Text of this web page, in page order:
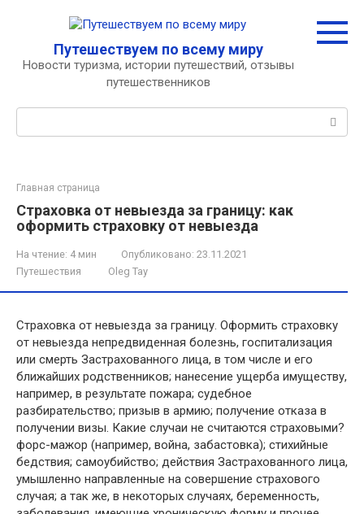
Путешествуем по всему миру
Новости туризма, истории путешествий, отзывы
путешественников
Главная страница
Страховка от невыезда за границу: как
оформить страховку от невыезда
На чтение: 4 мин Опубликовано: 23.11.2021
Путешествия
Oleg Tay
Страховка от невыезда за границу. Оформить страховку
от невыезда непредвиденная болезнь, госпитализация
или смерть Застрахованного лица, в том числе и его
ближайших родственников; нанесение ущерба имуществу,
например, в результате пожара; судебное
разбирательство; призыв в армию; получение отказа в
получении визы. Какие случаи не считаются страховыми?
форс-мажор (например, война, забастовка); стихийные
бедствия; самоубийство; действия Застрахованного лица,
умышленно направленные на совершение страхового
случая; а так же, в некоторых случаях, беременность,